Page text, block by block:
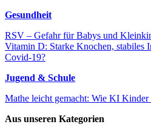
Gesundheit
RSV – Gefahr für Babys und
Vitamin D: Starke Knochen, stabiles
Covid-19?
Jugend & Schule
Mathe leicht gemacht: Wie KI Kinder
Aus unseren Kategorien